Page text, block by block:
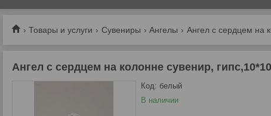
Товары и услуги Сувениры Ангелы Ангел с сердцем на
Ангел с сердцем на колонне сувенир,
В наличии
Код: белый